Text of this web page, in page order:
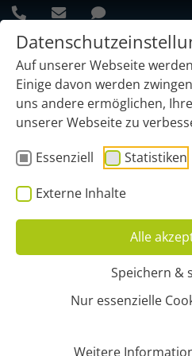
Auf unserer Webseite
Einige davon werden
uns andere ermöglichen,
unserer Webseite zu
Essenziell
Statistiken
Externe Inhalte
Alle
Speichern &
Nur essenzielle
Weitere
GPS-Ortung